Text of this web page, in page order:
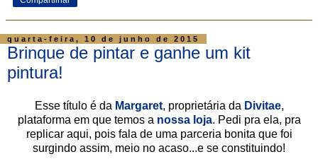
quarta-feira, 10 de junho de 2015
Brinque de pintar e ganhe um kit
pintura!
Esse título é da Margaret, proprietária da Divitae,
plataforma em que temos a nossa loja. Pedi pra ela, pra
replicar aqui, pois fala de uma parceria bonita que foi
surgindo assim, meio no acaso...e se constituindo!